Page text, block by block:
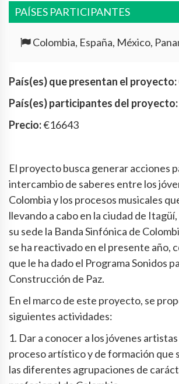
PAÍSES PARTICIPANTES
Colombia, España, México,
País(es) que presentan el proyecto:
País(es) participantes del proyecto:
Precio:€16643
El proyecto busca generar acciones
intercambio de saberes entre los
Colombia y los procesos musicales
llevando a cabo en la ciudad de
su sede la Banda Sinfónica de
se ha reactivado en el presente año,
que le ha dado el Programa Sonidos
Construcción de Paz.
En el marco de este proyecto, se
siguientes actividades:
1. Dar a conocer a los jóvenes
proceso artístico y de formación que
las diferentes agrupaciones de